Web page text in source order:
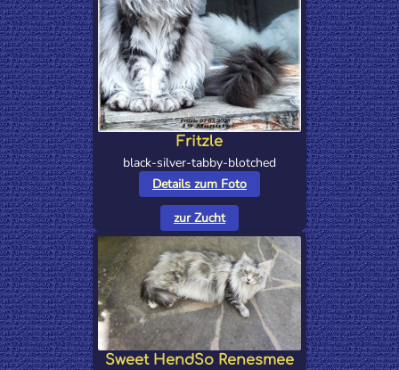
Fritzle
black-silver-tabby-blotched
Details zum Foto
zur Zucht
Sweet HendSo Renesmee